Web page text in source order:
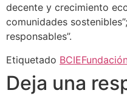
decente y crecimiento
comunidades
responsables”.
Etiquetado BCIE
Deja una